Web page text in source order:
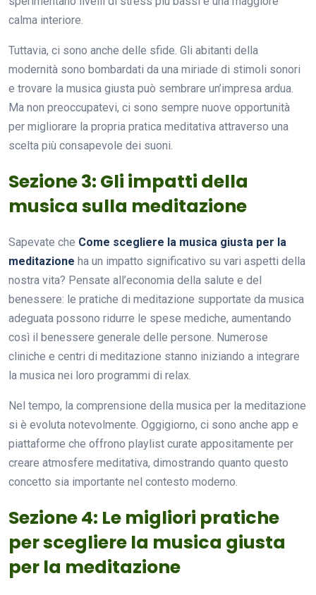
calma interiore.
Tuttavia, ci sono anche delle sfide. Gli abitanti della
modernità sono bombardati da una miriade di stimoli sonori
e trovare la musica giusta può sembrare un’impresa ardua.
Ma non preoccupatevi, ci sono sempre nuove opportunità
per migliorare la propria pratica meditativa attraverso una
scelta più consapevole dei suoni.
Sezione 3: Gli impatti della
musica sulla meditazione
Sapevate che Come scegliere la musica giusta per la
meditazione ha un impatto significativo su vari aspetti della
nostra vita? Pensate all’economia della salute e del
benessere: le pratiche di meditazione supportate da musica
adeguata possono ridurre le spese mediche, aumentando
così il benessere generale delle persone. Numerose
cliniche e centri di meditazione stanno iniziando a integrare
la musica nei loro programmi di relax.
Nel tempo, la comprensione della musica per la meditazione
si è evoluta notevolmente. Oggigiorno, ci sono anche app e
piattaforme che offrono playlist curate appositamente per
creare atmosfere meditativa, dimostrando quanto questo
concetto sia importante nel contesto moderno.
Sezione 4: Le migliori pratiche
per scegliere la musica giusta
per la meditazione